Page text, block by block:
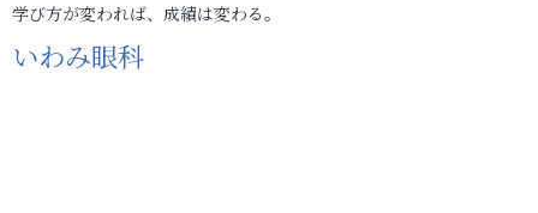
学び方が変われば、成績は変わる。
いわみ眼科